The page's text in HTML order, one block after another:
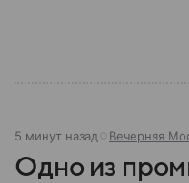
5 минут назад Вечерняя
Одно из